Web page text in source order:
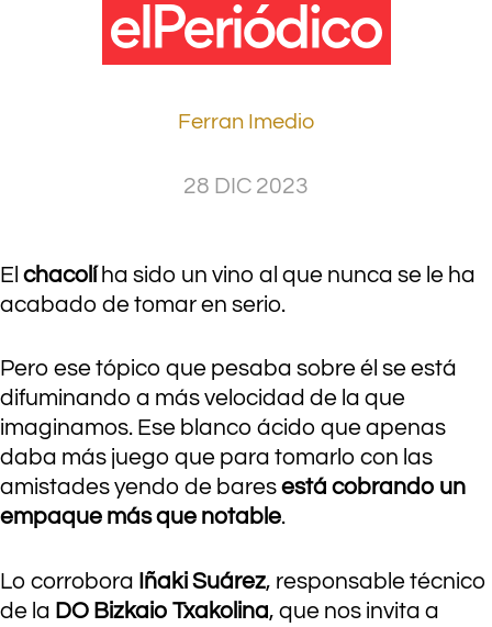
Ferran Imedio
28 DIC 2023
El chacolíha sido un vino al que nunca se le ha
acabado de tomar en serio.
Pero ese tópico que pesaba sobre él se está
difuminando a más velocidad de la que
imaginamos. Ese blanco ácido que apenas
daba más juego que para tomarlo con las
amistades yendo de baresestá cobrando un
empaque más que notable.
Lo corrobora Iñaki Suárez, responsable técnico
de la DO Bizkaio Txakolina, que nos invita a